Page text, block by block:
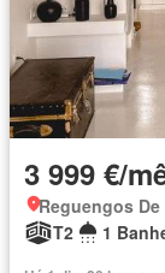
3 999 €/
Reguengos
T2
1